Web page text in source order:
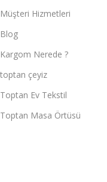
Müşteri Hizmetleri
Blog
Kargom Nerede ?
toptan çeyiz
Toptan Ev Tekstil
Toptan Masa Örtüsü